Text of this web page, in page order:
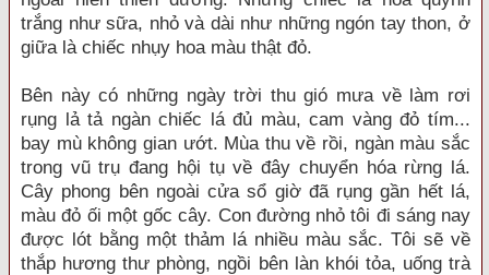
trắng như sữa, nhỏ và dài như những ngón tay thon, ở
giữa là chiếc nhụy hoa màu thật đỏ.
Bên này có những ngày trời thu gió mưa về làm rơi
rụng lả tả ngàn chiếc lá đủ màu, cam vàng đỏ tím...
bay mù không gian ướt. Mùa thu về rồi, ngàn màu sắc
trong vũ trụ đang hội tụ về đây chuyển hóa rừng lá.
Cây phong bên ngoài cửa sổ giờ đã rụng gần hết lá,
màu đỏ ối một gốc cây. Con đường nhỏ tôi đi sáng nay
được lót bằng một thảm lá nhiều màu sắc. Tôi sẽ về
thắp hương thư phòng, ngồi bên làn khói tỏa, uống trà